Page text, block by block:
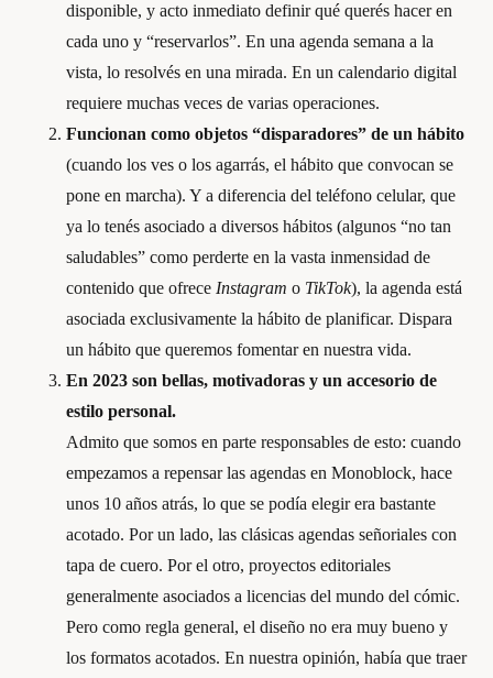
disponible, y acto inmediato definir qué querés hacer en
cada uno y “reservarlos”. En una agenda semana a la
vista, lo resolvés en una mirada. En un calendario digital
requiere muchas veces de varias operaciones.
Funcionan como objetos “disparadores” de un hábito
(cuando los ves o los agarrás, el hábito que convocan se
pone en marcha). Y a diferencia del teléfono celular, que
ya lo tenés asociado a diversos hábitos (algunos “no tan
saludables” como perderte en la vasta inmensidad de
contenido que ofrece Instagram o TikTok), la agenda está
asociada exclusivamente la hábito de planificar. Dispara
un hábito que queremos fomentar en nuestra vida.
En 2023 son bellas, motivadoras y un accesorio de
estilo personal.
Admito que somos en parte responsables de esto: cuando
empezamos a repensar las agendas en Monoblock, hace
unos 10 años atrás, lo que se podía elegir era bastante
acotado. Por un lado, las clásicas agendas señoriales con
tapa de cuero. Por el otro, proyectos editoriales
generalmente asociados a licencias del mundo del cómic.
Pero como regla general, el diseño no era muy bueno y
los formatos acotados. En nuestra opinión, había que traer